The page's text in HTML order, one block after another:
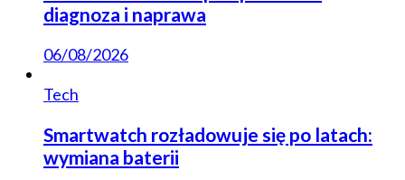
diagnoza i naprawa
06/08/2026
Tech
Smartwatch rozładowuje się po latach:
wymiana baterii